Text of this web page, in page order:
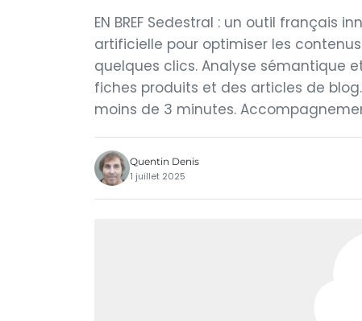
EN BREF Sedestral : un outil français
artificielle pour optimiser les
quelques clics. Analyse sémantique
fiches produits et des articles de
moins de 3 minutes.
Quentin Denis
1 juillet 2025